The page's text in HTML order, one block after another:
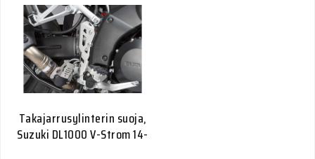
Takajarrusylinterin suoja,
Suzuki DL1000 V-Strom 14-